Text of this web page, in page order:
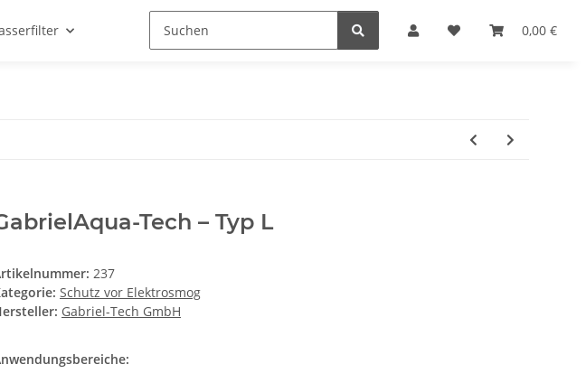
0,00 €
Tech – Typ L
237
Schutz vor Elektrosmog
Gabriel-Tech GmbH